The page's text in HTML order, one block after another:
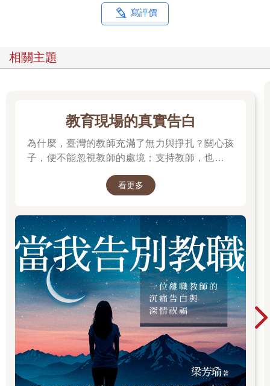
權，並保障人民對其個人資料之使用有知悉與控制權及資料記載
錯誤之更正權。惟《憲法》對資訊隱私權之保障並非絕對，國家
2. 在何種範圍內、於何時、以何種方式、向何人揭露之決定權。
3. 對其個人資料之使用有知悉與控制權及資料記載錯誤之更正
二、公開場所的隱私權
個人在公開場所是否有隱私權呢？答案是有的。我們來看看大法
「……對個人前述（行動）自由權利之保護，並不因其身處公共
場域，而失其必要性。在公共場域中，人人皆有受《憲法》保障
之行動自由。惟在參與社會生活時，個人之行動自由，難免受他
人行動自由之干擾，於合理範圍內，須相互容忍，乃屬當然。如
行使行動自由，逾越合理範圍侵擾他人行動自由時，自得依法予
以限制。在身體權或行動自由受到侵害之情形，該侵害行為固應
受限制，即他人之私密領域及個人資料自主，在公共場域亦有可
能受到干擾，而超出可容忍之範圍，該干擾行為亦有加以限制之
必要。蓋個人之私人生活及社會活動，隨時受他人持續注視、監
看、監聽或公開揭露，其言行舉止及人際互動即難自由從事，致
影響其人格之自由發展。尤以現今資訊科技高度發展及相關設備
寫評價
相關主題
教育現場的真實告白
為什麼，臺灣的教師充滿了無力與掙扎？關心孩
子，便不能忽視教師的處境；支持教師，也就是
看更多